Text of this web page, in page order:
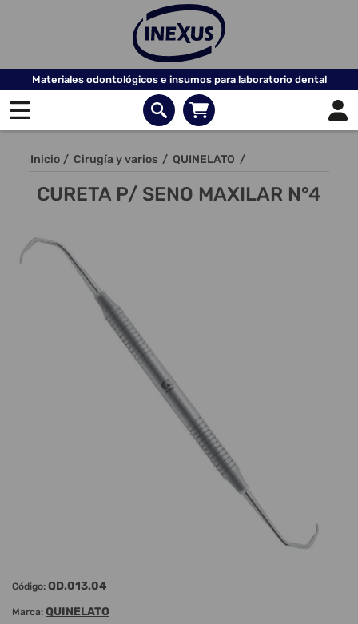
Materiales odontológicos e insumos para laboratorio dental
Inicio / Cirugía y varios / QUINELATO /
CURETA P/ SENO MAXILAR N°4
Código: QD.013.04
Marca: QUINELATO